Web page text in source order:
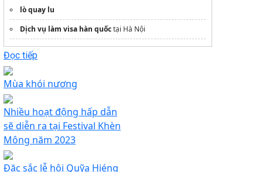
lò quay lu
Dịch vụ làm visa hàn quốctại Hà Nội
Đọc tiếp
Mùa khói nương
Nhiều hoạt động hấp dẫn
sẽ diễn ra tại Festival Khèn
Mông năm 2023
Đặc sắc lễ hội Quỹa Hiéng